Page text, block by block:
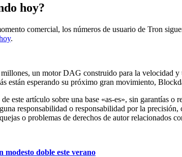
hoy?
comercial, los números de usuario de Tron
.
un motor DAG construido para la velocidad
están esperando su próximo gran movimiento,
este artículo sobre una base «as-es», sin garantías
responsabilidad o responsabilidad por la
o problemas de derechos de autor relacionados
modesto doble este verano